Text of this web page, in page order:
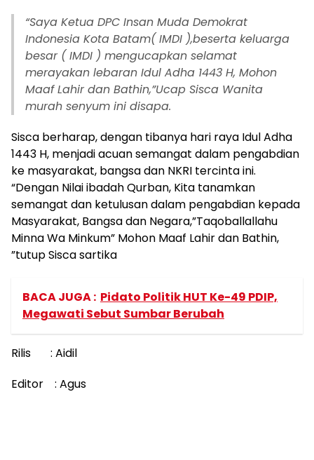
“Saya Ketua DPC Insan Muda Demokrat
Indonesia Kota Batam( IMDI ),beserta keluarga
besar ( IMDI ) mengucapkan selamat
merayakan lebaran Idul Adha 1443 H, Mohon
Maaf Lahir dan Bathin,”Ucap Sisca Wanita
murah senyum ini disapa.
Sisca berharap, dengan tibanya hari raya Idul Adha
1443 H, menjadi acuan semangat dalam pengabdian
ke masyarakat, bangsa dan NKRI tercinta ini.
“Dengan Nilai ibadah Qurban, Kita tanamkan
semangat dan ketulusan dalam pengabdian kepada
Masyarakat, Bangsa dan Negara,”Taqoballallahu
Minna Wa Minkum” Mohon Maaf Lahir dan Bathin,
”tutup Sisca sartika
BACA JUGA : Pidato Politik HUT Ke-49 PDIP,
Megawati Sebut Sumbar Berubah
Rilis : Aidil
Editor : Agus